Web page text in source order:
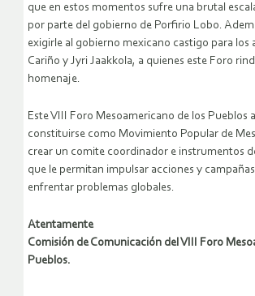
que en estos momentos sufre una brutal
por parte del gobierno de Porfirio Lobo.
exigirle al gobierno mexicano castigo para los
Cariño y Jyri Jaakkola, a quienes este Foro
homenaje.
Este VIII Foro Mesoamericano de los Pueblos
constituirse como Movimiento Popular de
crear un comite coordinador e instrumentos
que le permitan impulsar acciones y
enfrentar problemas globales.
Atentamente
Comisión de Comunicación del VIII Foro
Pueblos.